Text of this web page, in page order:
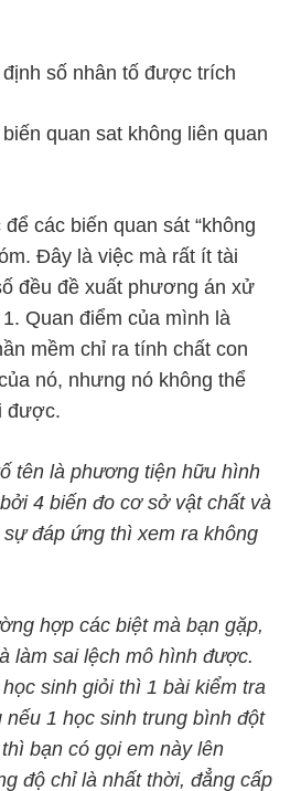
số nhân tố được trích
quan sat không liên quan
các biến quan sát “không
Đây là việc mà rất ít tài
đều đề xuất phương án xử
Quan điểm của mình là
mềm chỉ ra tính chất con
nó, nhưng nó không thể
được.
tên là phương tiện hữu hình
4 biến đo cơ sở vật chất và
đáp ứng thì xem ra không
hợp các biệt mà bạn gặp,
làm sai lệch mô hình được.
sinh giỏi thì 1 bài kiểm tra
1 học sinh trung bình đột
bạn có gọi em này lên
độ chỉ là nhất thời, đẳng cấp